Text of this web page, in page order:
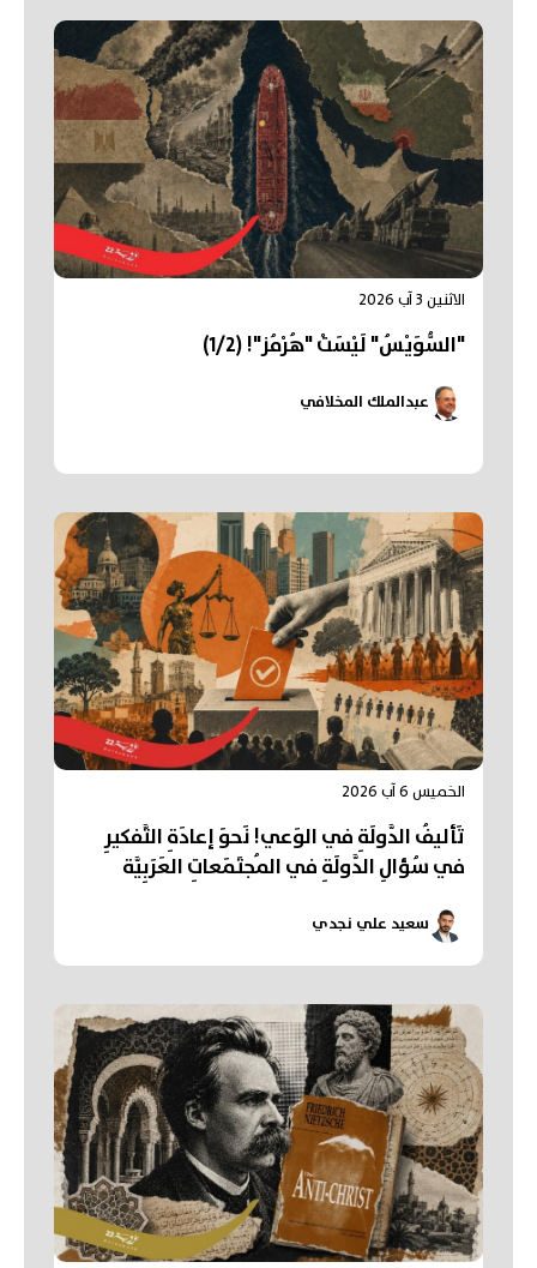
الاثنين 3 آب 2026
"السُّوَيْسُ" لَيْسَتْ "هُرْمُز"! (1/2)
عبدالملك المخلافي
الخميس 6 آب 2026
تَأليفُ الدَّولَةِ في الوَعي! نَحوَ إعادَةِ التَّفكيرِ
في سُؤالِ الدَّولَةِ في المُجتَمَعاتِ العَرَبِيَّة
سعيد علي نجدي